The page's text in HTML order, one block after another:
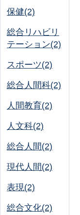
保健(2)
総合リハビリ
テーション(2)
スポーツ(2)
総合人間科(2)
人間教育(2)
人文科(2)
総合人間(2)
現代人間(2)
表現(2)
総合文化(2)